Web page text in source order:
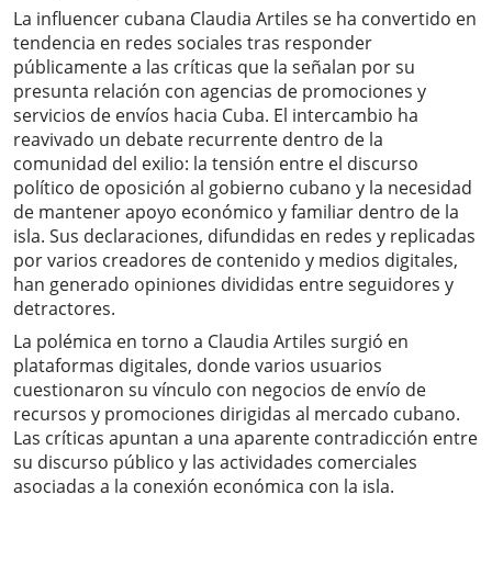
La influencer cubana Claudia Artiles se ha convertido en
tendencia en redes sociales tras responder
públicamente a las críticas que la señalan por su
presunta relación con agencias de promociones y
servicios de envíos hacia Cuba. El intercambio ha
reavivado un debate recurrente dentro de la
comunidad del exilio: la tensión entre el discurso
político de oposición al gobierno cubano y la necesidad
de mantener apoyo económico y familiar dentro de la
isla. Sus declaraciones, difundidas en redes y replicadas
por varios creadores de contenido y medios digitales,
han generado opiniones divididas entre seguidores y
detractores.
La polémica en torno a Claudia Artiles surgió en
plataformas digitales, donde varios usuarios
cuestionaron su vínculo con negocios de envío de
recursos y promociones dirigidas al mercado cubano.
Las críticas apuntan a una aparente contradicción entre
su discurso público y las actividades comerciales
asociadas a la conexión económica con la isla.